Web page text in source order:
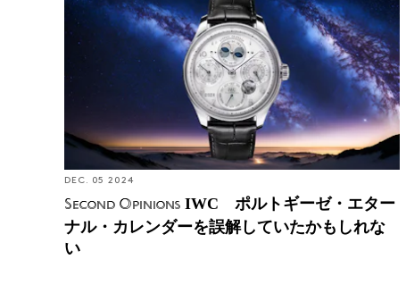
ル・カレンダーを誤解していたかもしれない
DEC. 05 2024
Second Opinions IWC ポルトギーゼ・エター
ナル・カレンダーを誤解していたかもしれな
い